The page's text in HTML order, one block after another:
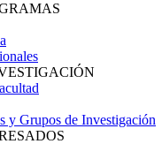
y Grupos de Investigación